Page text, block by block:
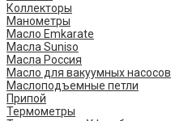
Коллекторы
Манометры
Масло Emkarate
Масла Suniso
Масла Россия
Масло для вакуумных насосов
Маслоподъемные петли
Припой
Термометры